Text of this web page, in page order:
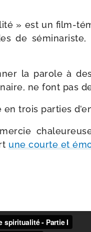
» est un film-​
de
la parole à
ne font pas
trois par­ties
une courte et